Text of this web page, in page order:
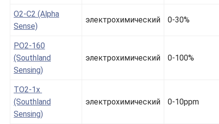
O2-C2 (Alpha
Sense)
электрохимический 0-30%
PO2-160
(Southland
Sensing)
электрохимический 0-100%
TO2-1x
(Southland
Sensing)
электрохимический 0-10ppm